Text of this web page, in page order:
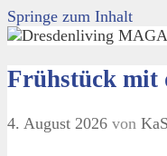
Springe zum Inhalt
Frühstück mit
4. August 2026 von KaS